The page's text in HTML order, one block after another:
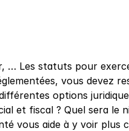
… Les statuts pour
vous devez
options
et fiscal ? Quel sera le
vous aide à y voir plus